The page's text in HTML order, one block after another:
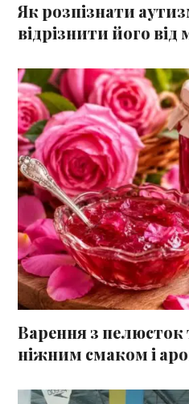
Як розпізнати
відрізнити його від
Варення з пелюсток
ніжним смаком і